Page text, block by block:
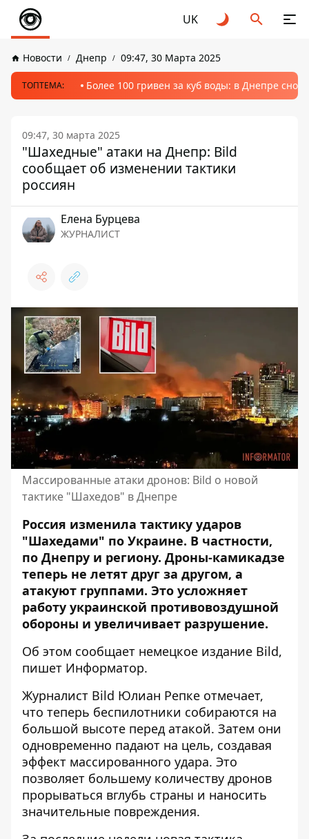
UK
Новости Днепр 09:47, 30 Марта 2025
ТОПТЕМА: Более 100 гривен за куб воды: в Днепре
09:47, 30 марта 2025
"Шахедные" атаки на Днепр: Bild
сообщает об изменении тактики
россиян
Елена Бурцева
ЖУРНАЛИСТ
Массированные атаки дронов: Bild о новой
тактике "Шахедов" в Днепре
Россия изменила тактику ударов
"Шахедами" по Украине. В частности,
по Днепру и региону. Дроны-камикадзе
теперь не летят друг за другом, а
атакуют группами. Это усложняет
работу украинской противовоздушной
обороны и увеличивает разрушение.
Об этом сообщает немецкое издание Bild,
пишет Информатор.
Журналист Bild Юлиан Репке отмечает,
что теперь беспилотники собираются на
большой высоте перед атакой. Затем они
одновременно падают на цель, создавая
эффект массированного удара. Это
позволяет большему количеству дронов
прорываться вглубь страны и наносить
значительные повреждения.